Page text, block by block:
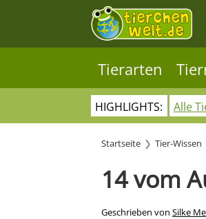
Tierarten
HIGHLIGHTS: Alle
Startseite Tier-Wissen
14 vom
Geschrieben von Silke